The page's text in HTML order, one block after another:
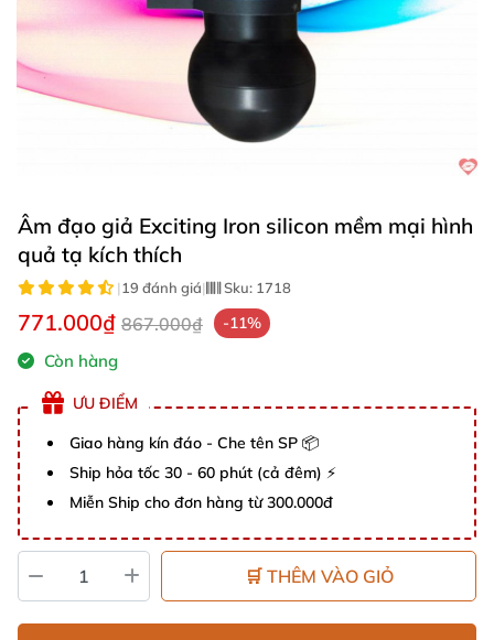
Âm đạo giả Exciting Iron silicon mềm mại hình
quả tạ kích thích
|19 đánh giá| Sku: 1718
771.000₫ 867.000₫ -11%
Còn hàng
ƯU ĐIỂM
Giao hàng kín đáo - Che tên SP 📦
Ship hỏa tốc 30 - 60 phút (cả đêm) ⚡
Miễn Ship cho đơn hàng từ 300.000đ
🛒 THÊM VÀO GIỎ